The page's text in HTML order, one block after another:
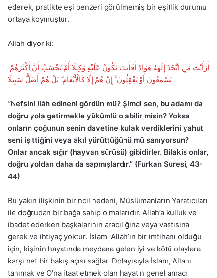
ederek, pratikte eşi benzeri görülmemiş bir eşitlik durumu
ortaya koymuştur.
Allah diyor ki:
أَرَأَيْتَ مَنِ اتَّخَذَ إِلَٰهَهُ هَوَاهُ أَفَأَنتَ تَكُونُ عَلَيْهِ وَكِيلًا أَمْ تَحْسَبُ أَنَّ أَكْثَرَهُمْ
يَسْمَعُونَ أَوْ يَعْقِلُونَ ۚ إِنْ هُمْ إِلَّا كَالْأَنْعَامِ ۖ بَلْ هُمْ أَضَلُّ سَبِيلًا
“Nefsini ilâh edineni gördün mü? Şimdi sen, bu adamı da
doğru yola getirmekle yükümlü olabilir misin? Yoksa
onların çoğunun senin davetine kulak verdiklerini yahut
seni işittiğini veya akıl yürüttüğünü mü sanıyorsun?
Onlar ancak sığır (hayvan sürüsü) gibidirler. Bilakis onlar,
doğru yoldan daha da sapmışlardır.” (Furkan Suresi, 43-
44)
Bu yakın ilişkinin birincil nedeni, Müslümanların Yaratıcıları
ile doğrudan bir bağa sahip olmalarıdır. Allah’a kulluk ve
ibadet ederken başkalarının aracılığına veya vastısına
gerek ve ihtiyaç yoktur. İslam, Allah’ın bir imtihanı olduğu
için, kişinin hayatında meydana gelen iyi ve kötü olaylara
karşı net bir bakış açısı sağlar. Dolayısıyla İslam, Allahı
tanımak ve O’na itaat etmek olan hayatın genel amacı